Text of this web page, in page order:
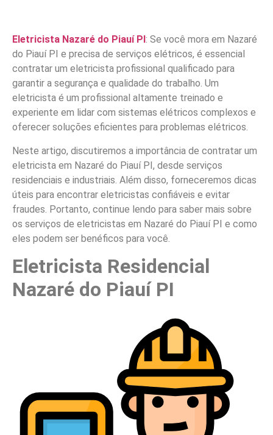
Eletricista Nazaré do Piauí PI : Se você mora em Nazaré
do Piauí PI e precisa de serviços elétricos, é essencial
contratar um eletricista profissional qualificado para
garantir a segurança e qualidade do trabalho. Um
eletricista é um profissional altamente treinado e
experiente em lidar com sistemas elétricos complexos e
oferecer soluções eficientes para problemas elétricos.
Neste artigo, discutiremos a importância de contratar um
eletricista em Nazaré do Piauí PI, desde serviços
residenciais e industriais. Além disso, forneceremos dicas
úteis para encontrar eletricistas confiáveis e evitar
fraudes. Portanto, continue lendo para saber mais sobre
os serviços de eletricistas em Nazaré do Piauí PI e como
eles podem ser benéficos para você.
Eletricista Residencial
Nazaré do Piauí PI